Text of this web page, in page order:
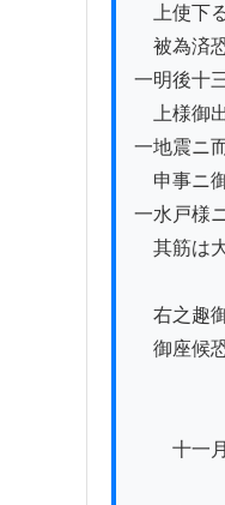
上使下
被為済
一明後十
上様御
一地震ニ
申事ニ
一水戸様
其筋は
右之趣
御座候
大
十一月